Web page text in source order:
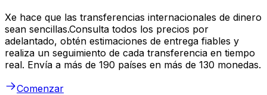
Xe hace que las transferencias internacionales de dinero
sean sencillas.Consulta todos los precios por
adelantado, obtén estimaciones de entrega fiables y
realiza un seguimiento de cada transferencia en tiempo
real. Envía a más de 190 países en más de 130 monedas.
Comenzar